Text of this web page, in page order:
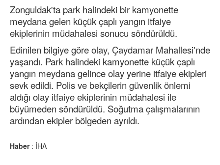
Zonguldak'ta park halindeki bir kamyonette
meydana gelen küçük çaplı yangın itfaiye
ekiplerinin müdahalesi sonucu söndürüldü.
Edinilen bilgiye göre olay, Çaydamar Mahallesi'nde
yaşandı. Park halindeki kamyonette küçük çaplı
yangın meydana gelince olay yerine itfaiye ekipleri
sevk edildi. Polis ve bekçilerin güvenlik önlemi
aldığı olay itfaiye ekiplerinin müdahalesi ile
büyümeden söndürüldü. Soğutma çalışmalarının
ardından ekipler bölgeden ayrıldı.
Haber: İHA